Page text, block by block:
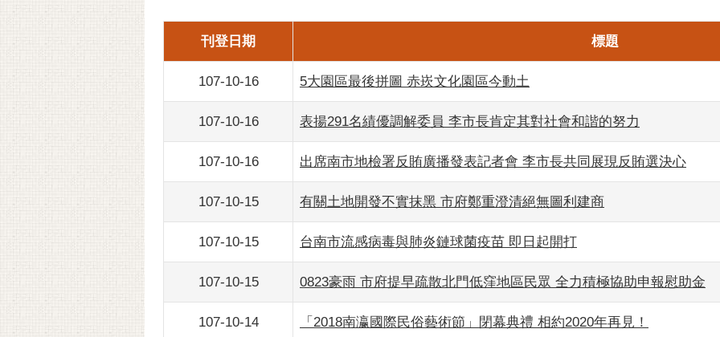
刊登日期 標題
107-10-16 5大園區最後拼圖 赤崁文化園區今動土
107-10-16 表揚291名績優調解委員 李市長肯定其對社會和諧的努力
107-10-16 出席南市地檢署反賄廣播發表記者會 李市長共同展現反賄選決心
107-10-15 有關土地開發不實抹黑 市府鄭重澄清絕無圖利建商
107-10-15 台南市流感病毒與肺炎鏈球菌疫苗 即日起開打
107-10-15 0823豪雨 市府提早疏散北門低窪地區民眾 全力積極協助申報慰助金
107-10-14 「2018南瀛國際民俗藝術節」閉幕典禮 相約2020年再見！